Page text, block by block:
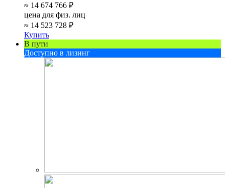
≈ 14 674 766 ₽
цена для физ. лиц
≈ 14 523 728 ₽
Купить
В пути
Доступно в лизинг